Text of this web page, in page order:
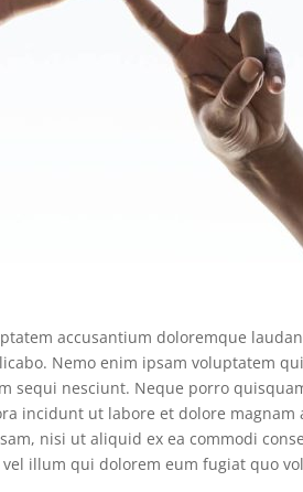
accusantium doloremque
Nemo enim ipsam voluptatem
sequi nesciunt. Neque porro
incidunt ut labore et dolore
nisi ut aliquid ex ea commodi
illum qui dolorem eum fugiat quo